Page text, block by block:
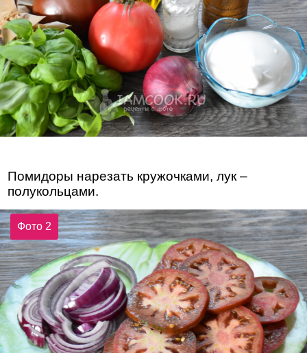
Помидоры нарезать кружочками, лук –
полукольцами.
Фото 2